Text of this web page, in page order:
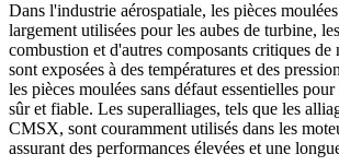
Dans l'industrie aérospatiale, les pièces
largement utilisées pour les aubes de turbine,
combustion et d'autres composants critiques de
sont exposées à des températures et des
les pièces moulées sans défaut essentielles
sûr et fiable. Les superalliages, tels que les
CMSX, sont couramment utilisés dans les
assurant des performances élevées et une